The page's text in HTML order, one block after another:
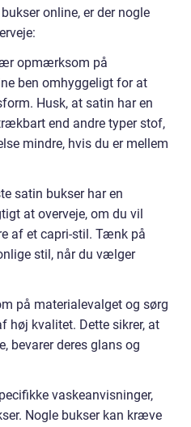
online, er der nogle
opmærksom på
ben omhyggeligt for at
Husk, at satin har en
end andre typer stof,
mindre, hvis du er mellem
satin bukser har en
at overveje, om du vil
af et capri-stil. Tænk på
stil, når du vælger
på materialevalget og sørg
høj kvalitet. Dette sikrer, at
bevarer deres glans og
vaskeanvisninger,
Nogle bukser kan kræve